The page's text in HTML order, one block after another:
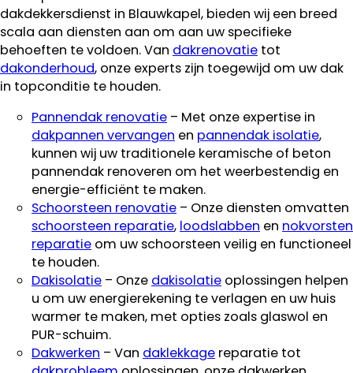
dakdekkersdienst in Blauwkapel, bieden wij een breed
scala aan diensten aan om aan uw specifieke
behoeften te voldoen. Van dakrenovatie tot
dakonderhoud, onze experts zijn toegewijd om uw dak
in topconditie te houden.
Pannendak renovatie – Met onze expertise in
dakpannen vervangen en pannendak isolatie,
kunnen wij uw traditionele keramische of beton
pannendak renoveren om het weerbestendig en
energie-efficiënt te maken.
Schoorsteen renovatie – Onze diensten omvatten
schoorsteen reparatie, loodslabben en nokvorsten
reparatie om uw schoorsteen veilig en functioneel
te houden.
Dakisolatie – Onze dakisolatie oplossingen helpen
u om uw energierekening te verlagen en uw huis
warmer te maken, met opties zoals glaswol en
PUR-schuim.
Dakwerken – Van daklekkage reparatie tot